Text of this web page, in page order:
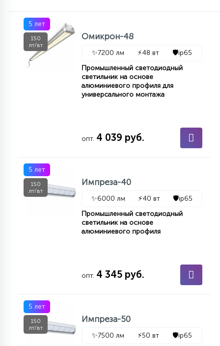
5 лет
150
лт/вт
Омикрон-48
✨7200 лм ⚡48 вт 🛡️ip65
Промышленный светодиодный
светильник на основе
алюминиевого профиля для
универсального монтажа
опт. 4 039 руб.
5 лет
150
лт/вт
Импреза-40
✨6000 лм ⚡40 вт 🛡️ip65
Промышленный светодиодный
светильник на основе
алюминиевого профиля
опт. 4 345 руб.
5 лет
150
лт/вт
Импреза-50
✨7500 лм ⚡50 вт 🛡️ip65